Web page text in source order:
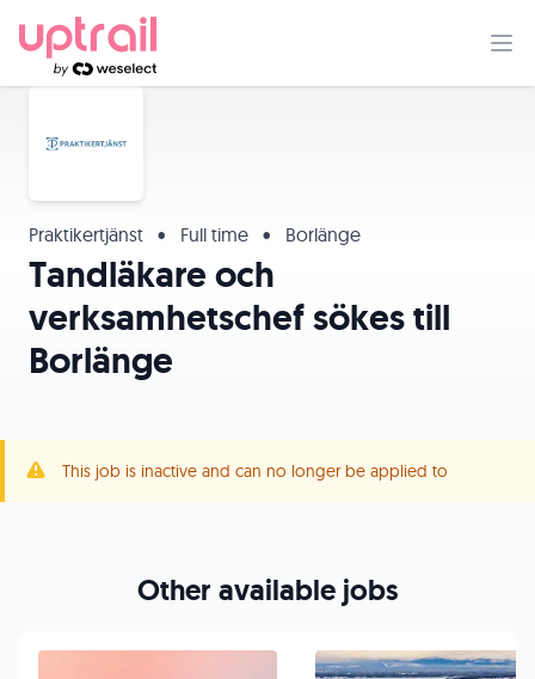
Praktikertjänst • Full time • Borlänge
Tandläkare och
verksamhetschef sökes till
Borlänge
This job is inactive and can no longer be applied to
Other available jobs